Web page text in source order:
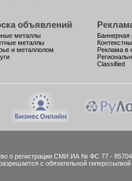
объявлений
металлы
металлы
и металлолом
Баннерная
Реклама в
Classified
о регистрации СМИ ИА № ФС 77 - 85704
с обязательной гиперссылкой